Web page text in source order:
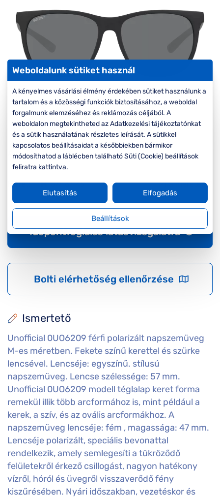
minden
szemüvegekre
Seen Belépőár
Ismertető
Unofficial 0UO6209 férfi polarizált napszemüveg
M-es méretben. Fekete színű kerettel és szürke
lencsével. Lencséje: egyszínű. stílusú
napszemüveg. Lencse szélessége: 57 mm.
Unofficial 0UO6209 modell téglalap keret forma
remekül illik több arcformához is, mint például a
kerek, a szív, és az ovális arcformákhoz. A
napszemüveg lencséje: fém , magassága: 47 mm.
Lencséje polarizált, speciális bevonattal
rendelkezik, amely semlegesíti a tükröződő
felületekről érkező csillogást, nagyon hatékony
vízről, hóról és üvegről visszaverődő fény
kiszűrésében. Nyári időszakban, vezetéskor és
Ár: 19.790 Ft
Méret: M 57/16/145 Mi a méretem?
Időpontfoglalás látásvizsgálatra
Bolti elérhetőség ellenőrzése
Weboldalunk sütiket használ
A kényelmes vásárlási élmény érdekében sütiket használunk a
tartalom és a közösségi funkciók biztosításához, a weboldal
forgalmunk elemzéséhez és reklámozás céljából. A
weboldalon megtekintheted az Adatkezelési tájékoztatónkat
és a sütik használatának részletes leírását. A sütikkel
kapcsolatos beállításaidat a későbbiekben bármikor
módosíthatod a láblécben található Süti (Cookie) beállítások
feliratra kattintva.
Beállítások
Elutasítás Elfogadás